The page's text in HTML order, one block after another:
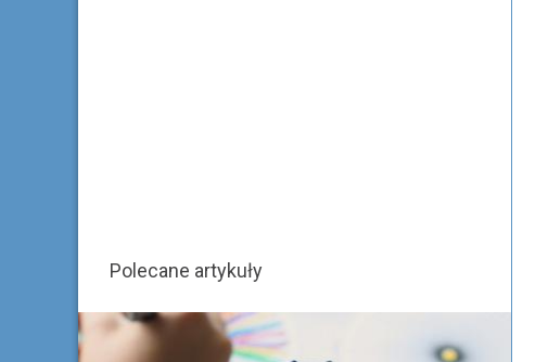
Polecane artykuły